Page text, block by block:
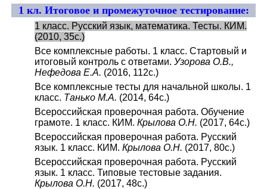
1 кл. Итоговое и промежуточное тестирование:
1 класс. Русский язык, математика. Тесты. КИМ.
(2010, 35с.)
Все комплексные работы. 1 класс. Стартовый и
итоговый контроль с ответами. Узорова О.В.,
Нефедова Е.А. (2016, 112с.)
Все комплексные тесты для начальной школы. 1
класс. Танько М.А. (2014, 64с.)
Всероссийская проверочная работа. Обучение
грамоте. 1 класс. КИМ. Крылова О.Н. (2017, 64с.)
Всероссийская проверочная работа. Русский
язык. 1 класс. КИМ. Крылова О.Н. (2017, 80с.)
Всероссийская проверочная работа. Русский
язык. 1 класс. Типовые тестовые задания.
Крылова О.Н. (2017, 48с.)